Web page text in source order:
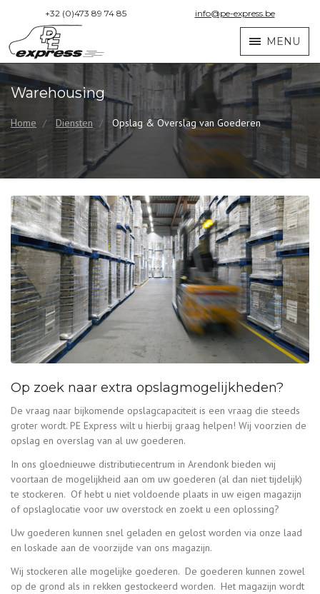
+32 (0)473 89 74 85 info@pe-express.be
MENU
Warehousing
Home Diensten Opslag & Overslag van Goederen
Op zoek naar extra opslagmogelijkheden?
De vraag naar bijkomende opslagcapaciteit is een vraag die steeds
groter wordt. PE Express wilt u hierbij graag helpen! Wij voorzien de
opslag en overslag van al uw goederen.
In ons gloednieuwe distributiecentrum in Arendonk bieden wij
voortaan de mogelijkheid aan om uw goederen (al dan niet tijdelijk)
te stockeren. Of hebt u niet voldoende plaats in uw eigen magazijn
of opslaglocatie voor uw overstock en zoekt u een oplossing?
Uw goederen kunnen snel geladen en gelost worden via onze laad
en loskade aan de voorzijde van ons magazijn.
Wij stockeren alle mogelijke goederen. De goederen kunnen zowel
op de grond als in rekken gestockeerd worden. Het magazijn wordt